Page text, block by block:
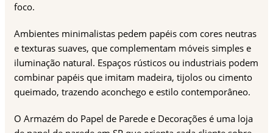
foco.
Ambientes minimalistas pedem papéis com cores neutras
e texturas suaves, que complementam móveis simples e
iluminação natural. Espaços rústicos ou industriais podem
combinar papéis que imitam madeira, tijolos ou cimento
queimado, trazendo aconchego e estilo contemporâneo.
O Armazém do Papel de Parede e Decorações é uma loja